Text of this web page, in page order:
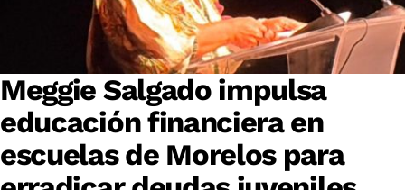
Meggie Salgado impulsa
educación financiera en
escuelas de Morelos para